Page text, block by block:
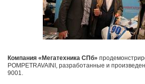
Компания «Мегатехника СПб»
POMPETRAVAINI, разработанные и
9001.